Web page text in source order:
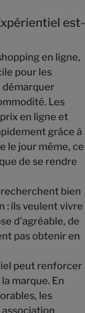
est-
en ligne,
pour les
démarquer
Les
en ligne et
grâce à
le jour même, ce
de se rendre
bien
: ils veulent vivre
d’agréable, de
pas obtenir en
peut renforcer
marque. En
les